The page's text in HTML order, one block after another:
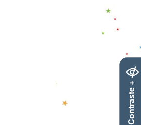
Contraste +